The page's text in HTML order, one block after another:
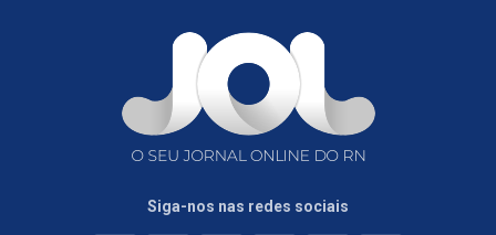
Siga-nos nas redes sociais